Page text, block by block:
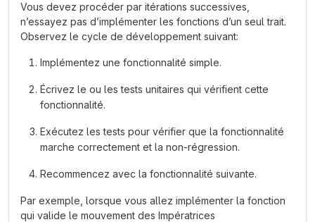
Vous devez procéder par itérations successives,
n’essayez pas d’implémenter les fonctions d’un seul trait.
Observez le cycle de développement suivant:
Implémentez une fonctionnalité simple.
Écrivez le ou les tests unitaires qui vérifient cette
fonctionnalité.
Exécutez les tests pour vérifier que la fonctionnalité
marche correctement et la non-régression.
Recommencez avec la fonctionnalité suivante.
Par exemple, lorsque vous allez implémenter la fonction
qui valide le mouvement des Impératrices